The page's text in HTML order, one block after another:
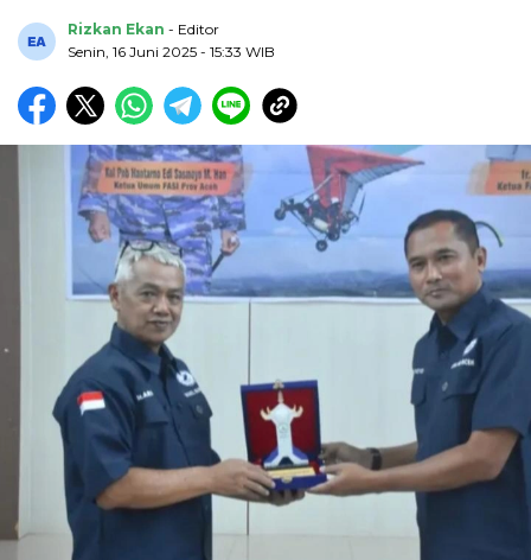
Rizkan Ekan - Editor
Senin, 16 Juni 2025 - 15:33 WIB